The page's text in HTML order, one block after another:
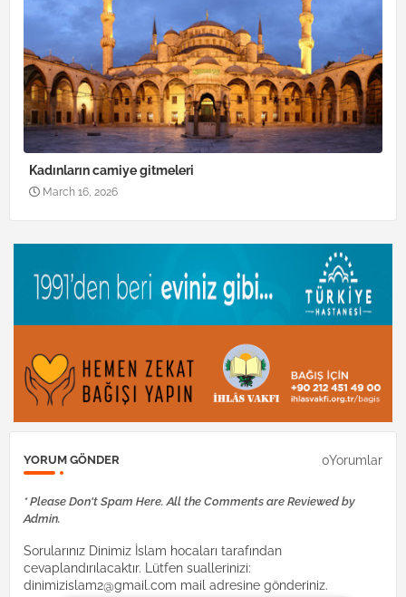
Kadınların camiye gitmeleri
March 16, 2026
YORUM GÖNDER 0Yorumlar
* Please Don't Spam Here. All the Comments are Reviewed by
Admin.
Sorularınız Dinimiz İslam hocaları tarafından
cevaplandırılacaktır. Lütfen suallerinizi:
dinimizislam2@gmail.com mail adresine gönderiniz.